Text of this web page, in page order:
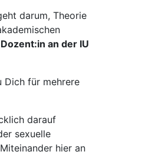
darum, Theorie
an der IU
Dich für mehrere
darauf
sexuelle
hier an